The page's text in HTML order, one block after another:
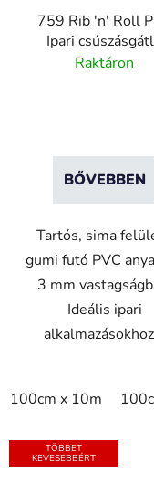
759 Rib 'n' Roll
Ipari
gumiszőnyeg sima
Raktáron
BŐVEBBEN
Tartós, sima
gumi futó PVC
3 mm
Ideális ipari
100cm x 10m
TÖBBET
KEVESEBBÉRT